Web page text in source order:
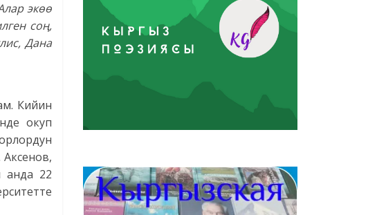
экөө
соң,
Дана
Кийин
окуп
анда 22